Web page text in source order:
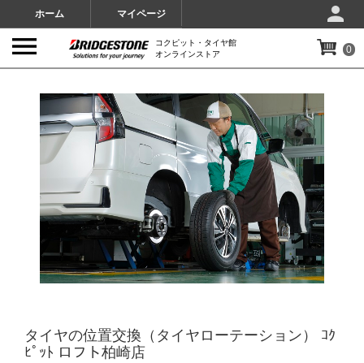
ホーム マイページ
コクピット・タイヤ館
オンラインストア
0
タイヤの位置交換（タイヤローテーション） ｺｸ
ﾋﾟｯﾄ ロフト柏崎店